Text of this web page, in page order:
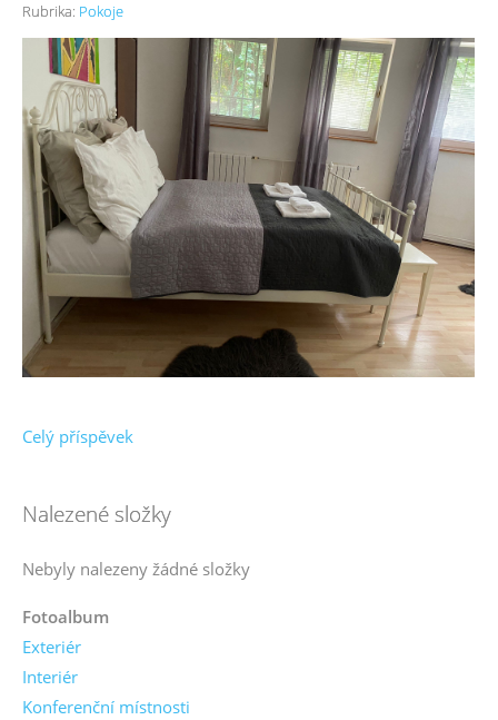
Rubrika: Pokoje
Celý příspěvek
Nalezené složky
Nebyly nalezeny žádné složky
Fotoalbum
Exteriér
Interiér
Konferenční místnosti